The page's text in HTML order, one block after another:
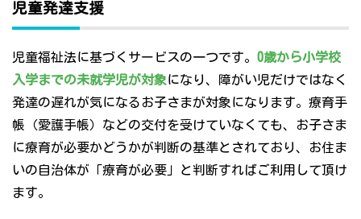
児童発達支援
児童福祉法に基づくサービスの一つです。 0歳から小学校
入学までの未就学児が対象になり、障がい児だけではなく
発達の遅れが気になるお子さまが対象になります。療育手
帳（愛護手帳）などの交付を受けていなくても、お子さま
に療育が必要かどうかが判断の基準とされており、お住ま
いの自治体が「療育が必要」と判断すればご利用して頂け
ます。